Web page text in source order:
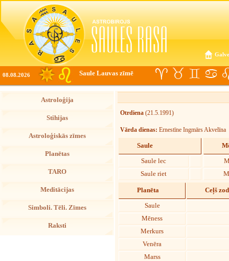
08.08.2026 Saule Lauvas zīmē
Astroloģija
Stihijas
Astroloģiskās zīmes
Planētas
TARO
Meditācijas
Simboli. Tēli. Zīmes
Raksti
Otrdiena (21.5.1991)
Vārda dienas: Ernestīne Ingmārs Akvelīna
Saule
Saule lec
Saule riet
Planēta Ceļš
Saule
Mēness
Merkurs
Venēra
Marss